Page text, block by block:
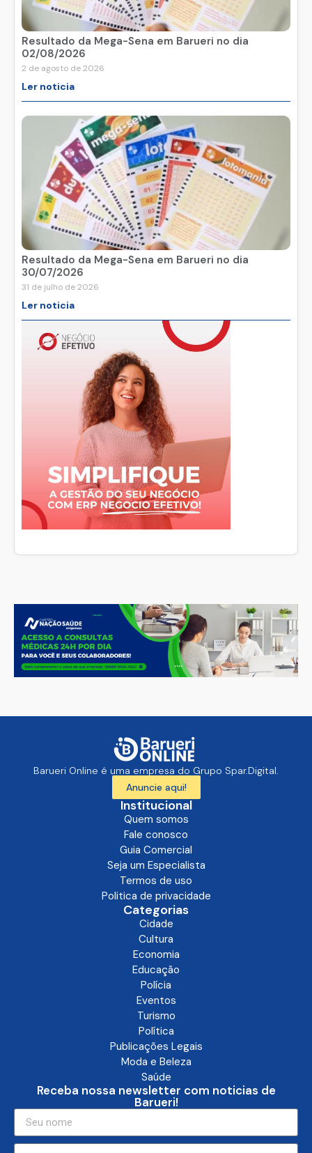
Resultado da Mega-Sena em Barueri no dia
02/08/2026
2 de agosto de 2026
Ler noticia
Resultado da Mega-Sena em Barueri no dia
30/07/2026
31 de julho de 2026
Ler noticia
Barueri Online é uma empresa do Grupo Spar.Digital.
Anuncie aqui!
Institucional
Quem somos
Fale conosco
Guia Comercial
Seja um Especialista
Termos de uso
Politica de privacidade
Categorias
Cidade
Cultura
Economia
Educação
Polícia
Eventos
Turismo
Política
Publicações Legais
Moda e Beleza
Saúde
Receba nossa newsletter com noticias de
Barueri!